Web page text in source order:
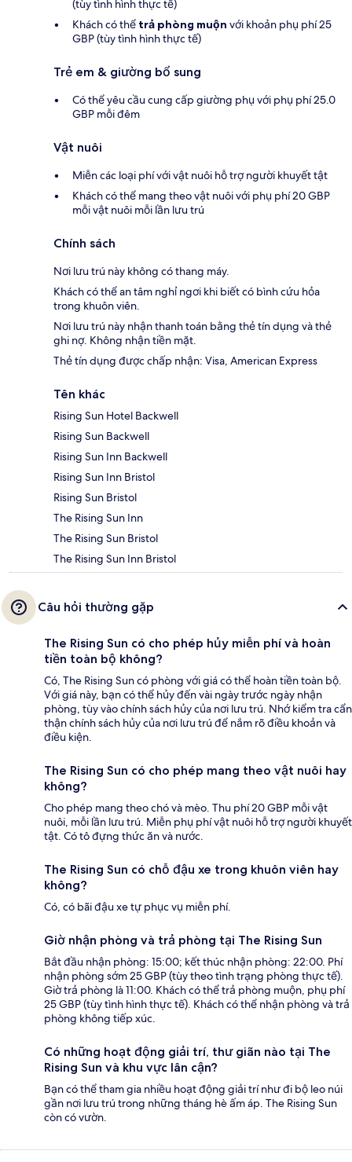
(tùy tình hình thực tế)
Khách có thể trả phòng muộn với khoản phụ phí 25
GBP (tùy tình hình thực tế)
Trẻ em & giường bổ sung
Có thể yêu cầu cung cấp giường phụ với phụ phí 25.0
GBP mỗi đêm
Vật nuôi
Miễn các loại phí với vật nuôi hỗ trợ người khuyết tật
Khách có thể mang theo vật nuôi với phụ phí 20 GBP
mỗi vật nuôi mỗi lần lưu trú
Chính sách
Nơi lưu trú này không có thang máy.
Khách có thể an tâm nghỉ ngơi khi biết có bình cứu hỏa
trong khuôn viên.
Nơi lưu trú này nhận thanh toán bằng thẻ tín dụng và thẻ
ghi nợ. Không nhận tiền mặt.
Thẻ tín dụng được chấp nhận: Visa, American Express
Tên khác
Rising Sun Hotel Backwell
Rising Sun Backwell
Rising Sun Inn Backwell
Rising Sun Inn Bristol
Rising Sun Bristol
The Rising Sun Inn
The Rising Sun Bristol
The Rising Sun Inn Bristol
Câu hỏi thường gặp
The Rising Sun có cho phép hủy miễn phí và hoàn
tiền toàn bộ không?
Có, The Rising Sun có phòng với giá có thể hoàn tiền toàn bộ.
Với giá này, bạn có thể hủy đến vài ngày trước ngày nhận
phòng, tùy vào chính sách hủy của nơi lưu trú. Nhớ kiểm tra cẩn
thận chính sách hủy của nơi lưu trú để nắm rõ điều khoản và
điều kiện.
The Rising Sun có cho phép mang theo vật nuôi hay
không?
Cho phép mang theo chó và mèo. Thu phí 20 GBP mỗi vật
nuôi, mỗi lần lưu trú. Miễn phụ phí vật nuôi hỗ trợ người khuyết
tật. Có tô đựng thức ăn và nước.
The Rising Sun có chỗ đậu xe trong khuôn viên hay
không?
Có, có bãi đậu xe tự phục vụ miễn phí.
Giờ nhận phòng và trả phòng tại The Rising Sun
Bắt đầu nhận phòng: 15:00; kết thúc nhận phòng: 22:00. Phí
nhận phòng sớm 25 GBP (tùy theo tình trạng phòng thực tế).
Giờ trả phòng là 11:00. Khách có thể trả phòng muộn, phụ phí
25 GBP (tùy tình hình thực tế). Khách có thể nhận phòng và trả
phòng không tiếp xúc.
Có những hoạt động giải trí, thư giãn nào tại The
Rising Sun và khu vực lân cận?
Bạn có thể tham gia nhiều hoạt động giải trí như đi bộ leo núi
gần nơi lưu trú trong những tháng hè ấm áp. The Rising Sun
còn có vườn.